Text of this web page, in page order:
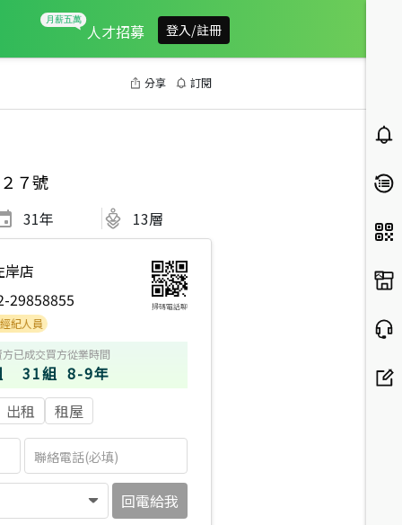
人才招募 登入/註冊
分享 訂閱
７號
31年 13層
岸店
29858855 掃碼電話聊
已成交買方
31組
從業時間
8-9年
出租 租屋
回電給我